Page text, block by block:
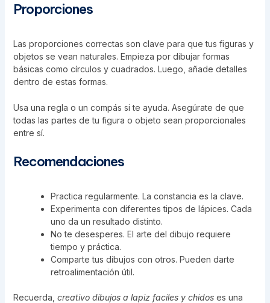
Proporciones
Las proporciones correctas son clave para que tus figuras y
objetos se vean naturales. Empieza por dibujar formas
básicas como círculos y cuadrados. Luego, añade detalles
dentro de estas formas.
Usa una regla o un compás si te ayuda. Asegúrate de que
todas las partes de tu figura o objeto sean proporcionales
entre sí.
Recomendaciones
Practica regularmente. La constancia es la clave.
Experimenta con diferentes tipos de lápices. Cada
uno da un resultado distinto.
No te desesperes. El arte del dibujo requiere
tiempo y práctica.
Comparte tus dibujos con otros. Pueden darte
retroalimentación útil.
Recuerda, creativo dibujos a lapiz faciles y chidoses una